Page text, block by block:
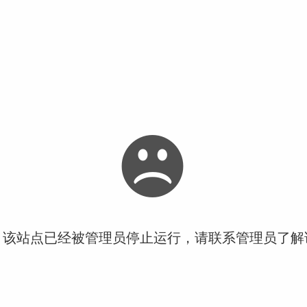
站点已经被管理员停止运行，请联系管理员了